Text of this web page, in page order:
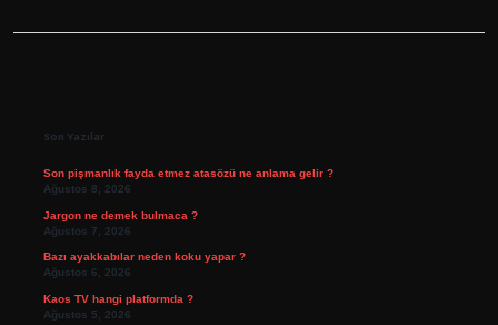
Son Yazılar
Son pişmanlık fayda etmez atasözü ne anlama gelir ?
Ağustos 8, 2026
Jargon ne demek bulmaca ?
Ağustos 7, 2026
Bazı ayakkabılar neden koku yapar ?
Ağustos 6, 2026
Kaos TV hangi platformda ?
Ağustos 5, 2026